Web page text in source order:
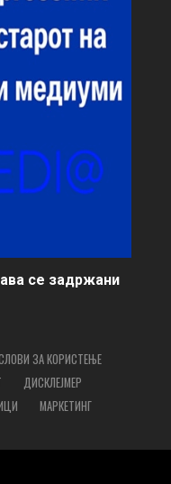
се задржани
ЗА КОРИСТЕЊЕ
ДИСКЛЕЈМЕР
МАРКЕТИНГ